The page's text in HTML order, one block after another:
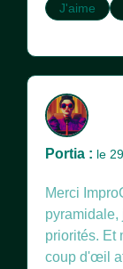
J'aime
Portia : le
Merci
priorités. Et
coup d'œil